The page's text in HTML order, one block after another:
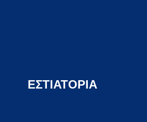
ΕΣΤΙΑΤΟΡΙΑ